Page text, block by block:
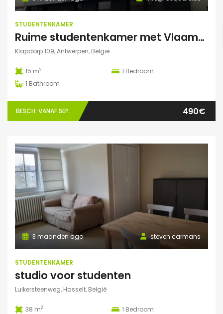
STUDENTENKAMER
Ruime studentenkamer met Vlaams kotlabel, voorzien van eigen douche en lavabo, in kleinschalige residentie
Klapdorp 109, Antwerpen, België
15 m2 1 Bedroom
1 Bathroom
BESCH. VANAF SEP. 490€
steven carmans
3 maanden ago
STUDENTENKAMER
studio voor studenten
Luikersteenweg, Hasselt, België
38 m2 1 Bedroom